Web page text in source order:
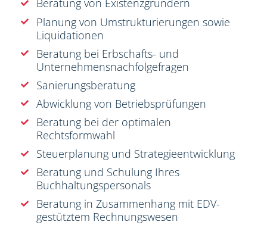
Beratung von Existenzgründern
Planung von Umstrukturierungen sowie
Liquidationen
Beratung bei Erbschafts- und
Unternehmensnachfolgefragen
Sanierungsberatung
Abwicklung von Betriebsprüfungen
Beratung bei der optimalen
Rechtsformwahl
Steuerplanung und Strategieentwicklung
Beratung und Schulung Ihres
Buchhaltungspersonals
Beratung in Zusammenhang mit EDV-
gestütztem Rechnungswesen